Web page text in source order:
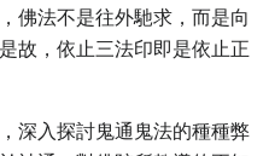
佛法不是往外馳求，而是向
故，依止三法印即是依止正
深入探討鬼通鬼法的種種弊